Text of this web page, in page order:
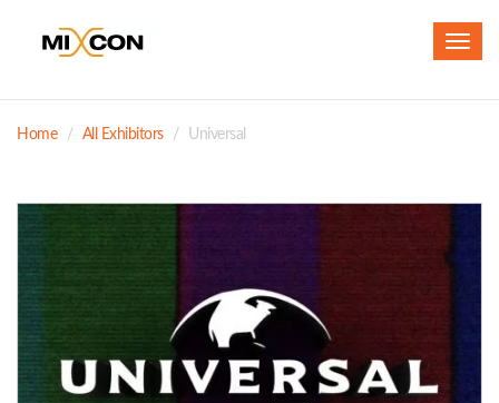
Home All Exhibitors Universal